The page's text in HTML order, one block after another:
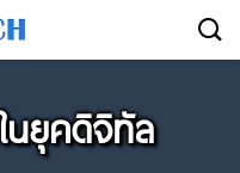
นยุคดิจิทัล